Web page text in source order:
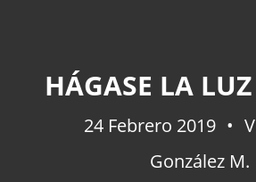
24 Febrero 2019
González M.
Actualidad (227)
(77)